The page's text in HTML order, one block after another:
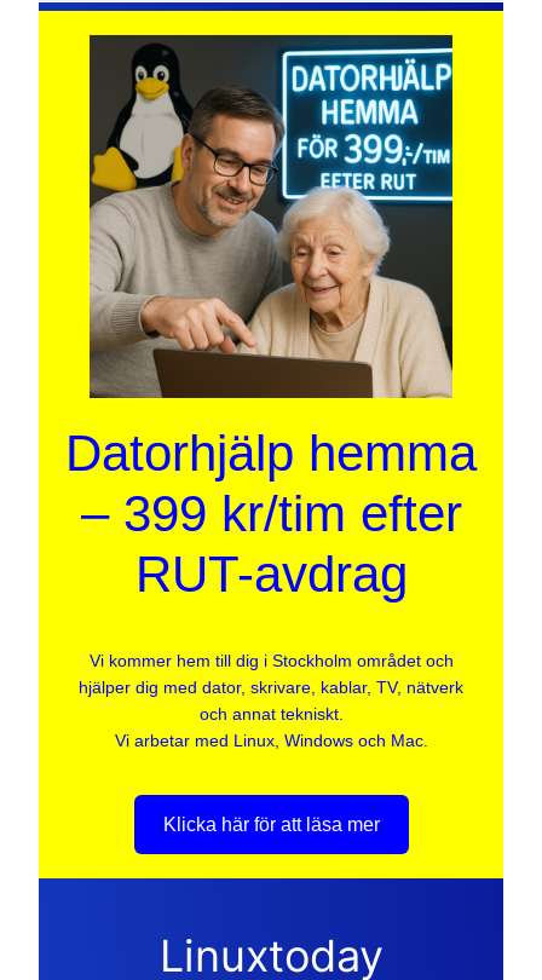
Datorhjälp hemma
– 399 kr/tim efter
RUT-avdrag
Vi kommer hem till dig i Stockholm området och
hjälper dig med dator, skrivare, kablar, TV, nätverk
och annat tekniskt.
Vi arbetar med Linux, Windows och Mac.
Klicka här för att läsa mer
Linuxtoday